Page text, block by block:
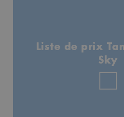
Liste de prix
Sky